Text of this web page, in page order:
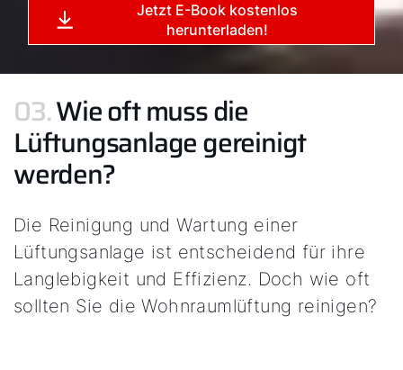
Jetzt E-Book kostenlos
herunterladen!
03.Wie oft muss die
Lüftungsanlage gereinigt
werden?
Die Reinigung und Wartung einer
Lüftungsanlage ist entscheidend für ihre
Langlebigkeit und Effizienz. Doch wie oft
sollten Sie die Wohnraumlüftung reinigen?